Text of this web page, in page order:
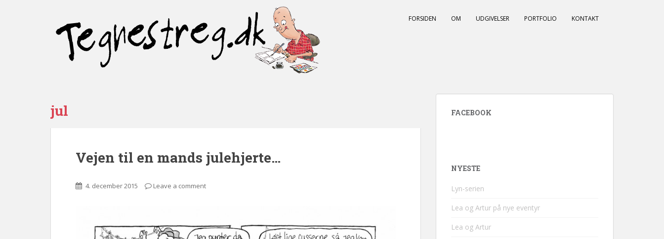
FORSIDEN OM UDGIVELSER PORTFOLIO KONTAKT
jul
Vejen til en mands julehjerte…
4. december 2015 Leave a comment
FACEBOOK
NYESTE
Lyn-serien
Lea og Artur på nye eventyr
Lea og Artur